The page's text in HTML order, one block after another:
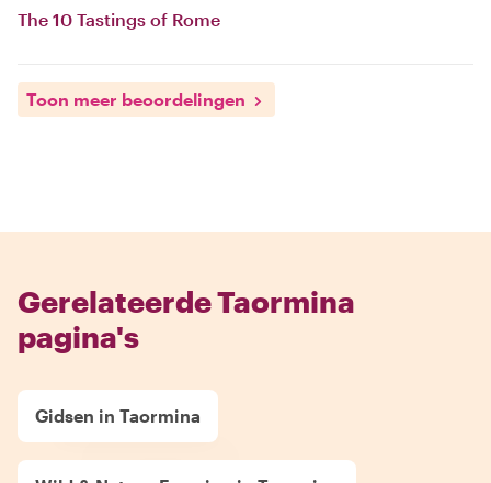
The 10 Tastings of Rome
Toon meer beoordelingen
Gerelateerde Taormina
pagina's
Gidsen in Taormina